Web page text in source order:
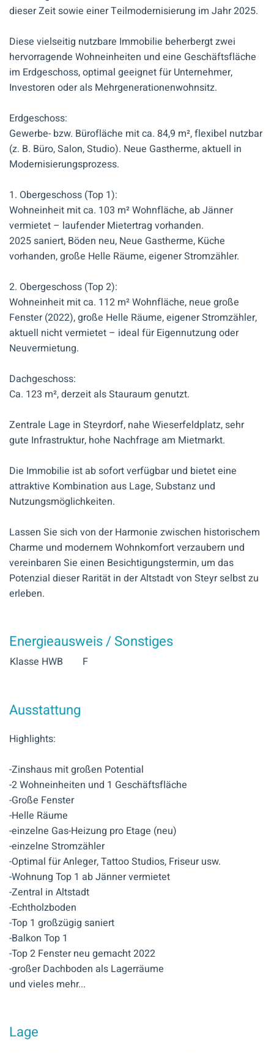
dieser Zeit sowie einer Teilmodernisierung im Jahr 2025.
Diese vielseitig nutzbare Immobilie beherbergt zwei
hervorragende Wohneinheiten und eine Geschäftsfläche
im Erdgeschoss, optimal geeignet für Unternehmer,
Investoren oder als Mehrgenerationenwohnsitz.
Erdgeschoss:
Gewerbe- bzw. Bürofläche mit ca. 84,9 m², flexibel nutzbar
(z. B. Büro, Salon, Studio). Neue Gastherme, aktuell in
Modernisierungsprozess.
1. Obergeschoss (Top 1):
Wohneinheit mit ca. 103 m² Wohnfläche, ab Jänner
vermietet – laufender Mietertrag vorhanden.
2025 saniert, Böden neu, Neue Gastherme, Küche
vorhanden, große Helle Räume, eigener Stromzähler.
2. Obergeschoss (Top 2):
Wohneinheit mit ca. 112 m² Wohnfläche, neue große
Fenster (2022), große Helle Räume, eigener Stromzähler,
aktuell nicht vermietet – ideal für Eigennutzung oder
Neuvermietung.
Dachgeschoss:
Ca. 123 m², derzeit als Stauraum genutzt.
Zentrale Lage in Steyrdorf, nahe Wieserfeldplatz, sehr
gute Infrastruktur, hohe Nachfrage am Mietmarkt.
Die Immobilie ist ab sofort verfügbar und bietet eine
attraktive Kombination aus Lage, Substanz und
Nutzungsmöglichkeiten.
Lassen Sie sich von der Harmonie zwischen historischem
Charme und modernem Wohnkomfort verzaubern und
vereinbaren Sie einen Besichtigungstermin, um das
Potenzial dieser Rarität in der Altstadt von Steyr selbst zu
erleben.
Energieausweis / Sonstiges
Klasse HWB F
Ausstattung
Highlights:
-Zinshaus mit großen Potential
-2 Wohneinheiten und 1 Geschäftsfläche
-Große Fenster
-Helle Räume
-einzelne Gas-Heizung pro Etage (neu)
-einzelne Stromzähler
-Optimal für Anleger, Tattoo Studios, Friseur usw.
-Wohnung Top 1 ab Jänner vermietet
-Zentral in Altstadt
-Echtholzboden
-Top 1 großzügig saniert
-Balkon Top 1
-Top 2 Fenster neu gemacht 2022
-großer Dachboden als Lagerräume
und vieles mehr...
Lage